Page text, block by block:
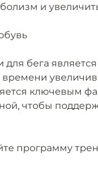
и
бега
ключевым
чтобы
программу